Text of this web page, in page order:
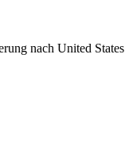
nach United States